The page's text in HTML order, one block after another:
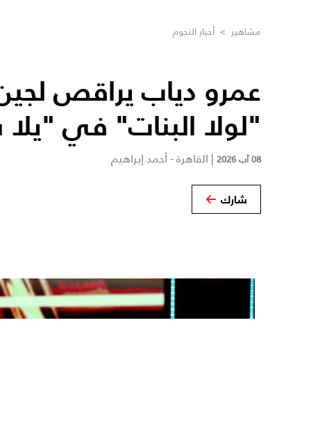
مشاهير > أخبار النجوم
عمرو دياب يراقص
"لولا البنات" في
08 آب 2026 | القاهرة - أحمد إبراهيم
شارك